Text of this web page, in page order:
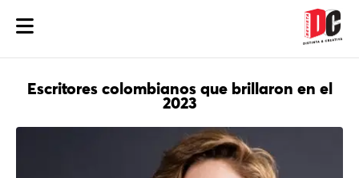
Escritores colombianos que brillaron en el
2023